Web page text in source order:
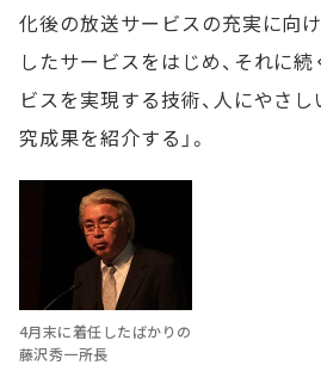
化後の放送サービスの充実に向
したサービスをはじめ、それに
ビスを実現する技術、人にやさ
究成果を紹介する」。
4月末に着任したばかりの
藤沢秀一所長